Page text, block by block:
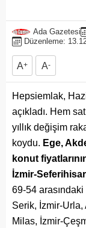
Ada Gazetesi
Düzenleme:
A+ A-
Hepsiemlak,
açıkladı. Hem
yıllık değişim
koydu. Ege,
konut
İzmir-Seferihisar
69-54
Serik, İzmir-Urla,
Milas, İzmir-